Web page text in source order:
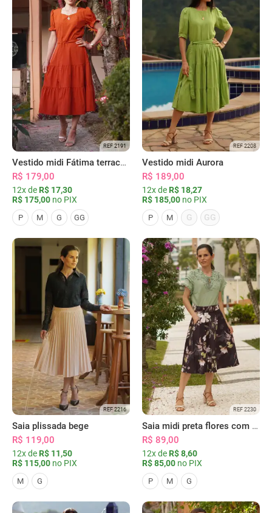
REF 2191
Vestido midi Fátima terracota
R$ 179,00
12x de R$ 17,30
R$ 175,00 no PIX
P M G GG
REF 2208
Vestido midi Aurora
R$ 189,00
12x de R$ 18,27
R$ 185,00 no PIX
P M G GG
REF 2216
Saia plissada bege
R$ 119,00
12x de R$ 11,50
R$ 115,00 no PIX
M G
REF 2230
Saia midi preta flores com bolsos
R$ 89,00
12x de R$ 8,60
R$ 85,00 no PIX
P M G